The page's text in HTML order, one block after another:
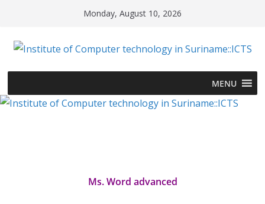
Monday, August 10, 2026
MENU
Ms. Word advanced